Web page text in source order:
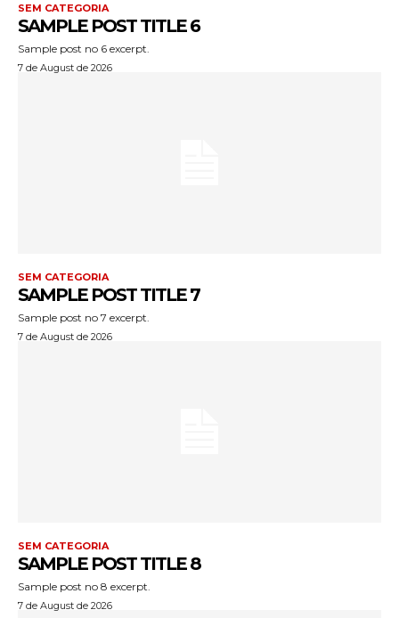
SEM CATEGORIA
SAMPLE POST TITLE 6
Sample post no 6 excerpt.
7 de August de 2026
SEM CATEGORIA
SAMPLE POST TITLE 7
Sample post no 7 excerpt.
7 de August de 2026
SEM CATEGORIA
SAMPLE POST TITLE 8
Sample post no 8 excerpt.
7 de August de 2026